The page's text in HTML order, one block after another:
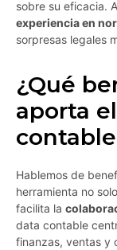
sobre su eficacia.
experiencia en
sorpresas legales
¿Qué
aporta
Hablemos de
herramienta no
facilita la
data contable
finanzas, ventas y